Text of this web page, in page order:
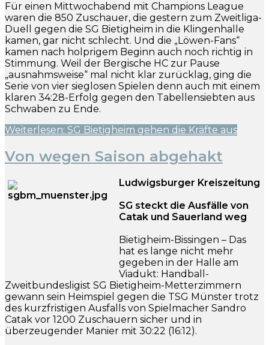
Für einen Mittwochabend mit Champions League
waren die 850 Zuschauer, die gestern zum Zweitliga-
Duell gegen die SG Bietigheim in die Klingenhalle
kamen, gar nicht schlecht. Und die „Löwen-Fans“
kamen nach holprigem Beginn auch noch richtig in
Stimmung. Weil der Bergische HC zur Pause
„ausnahmsweise“ mal nicht klar zurücklag, ging die
Serie von vier sieglosen Spielen denn auch mit einem
klaren 34:28-Erfolg gegen den Tabellensiebten aus
Schwaben zu Ende.
Weiterlesen: SG Bietigheim gehen die Kräfte aus
Von wegen Saison abgehakt
Ludwigsburger Kreiszeitung
SG steckt die Ausfälle von
Catak und Sauerland weg
Bietigheim-Bissingen – Das
hat es lange nicht mehr
gegeben in der Halle am
Viadukt: Handball-
Zweitbundesligist SG Bietigheim-Metterzimmern
gewann sein Heimspiel gegen die TSG Münster trotz
des kurzfristigen Ausfalls von Spielmacher Sandro
Catak vor 1200 Zuschauern sicher und in
überzeugender Manier mit 30:22 (16:12).